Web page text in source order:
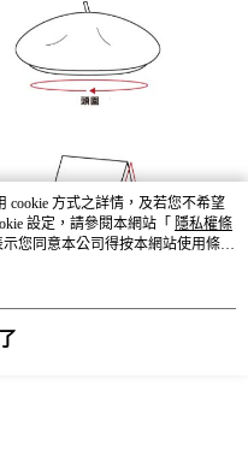
cookie 方式之詳情，及若您不希望
設定，請參閱本網站「 隱私權條
您同意本公司得按本網站使用條款